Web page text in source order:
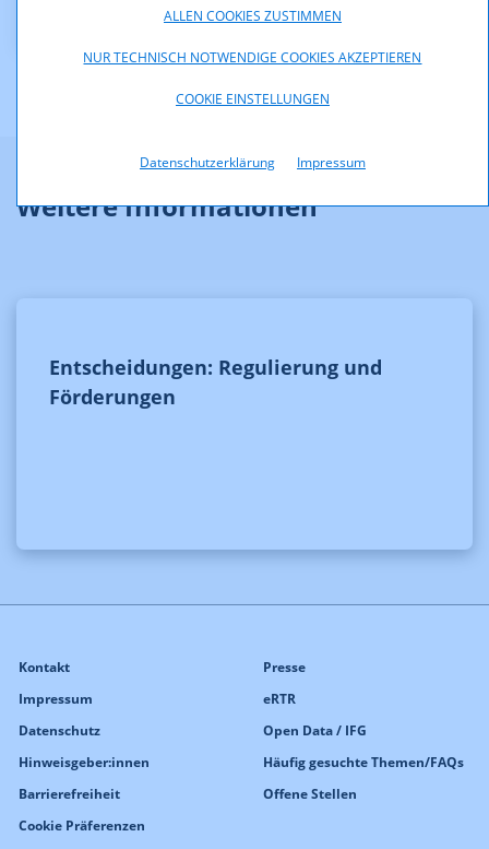
ALLEN COOKIES ZUSTIMMEN
NUR TECHNISCH NOTWENDIGE COOKIES AKZEPTIEREN
COOKIE EINSTELLUNGEN
Datenschutzerklärung Impressum
Weitere Informationen
Entscheidungen: Regulierung und
Förderungen
Kontakt
Impressum
Datenschutz
Hinweisgeber:innen
Barrierefreiheit
Cookie Präferenzen
Presse
eRTR
Open Data / IFG
Häufig gesuchte Themen/FAQs
Offene Stellen